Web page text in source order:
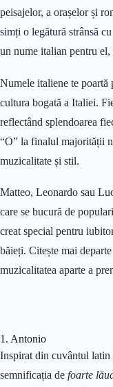
peisajelor, a orașelor și
simți o legătură strânsă
un nume italian pentru
Numele italiene te poartă
cultura bogată a Italiei.
reflectând splendoarea
“O” la finalul majorității
muzicalitate și stil.
Matteo, Leonardo sau
care se bucură de
creat special pentru
băieți. Citește mai
muzicalitatea aparte a
1. Antonio
Inspirat din cuvântul
semnificația de foarte